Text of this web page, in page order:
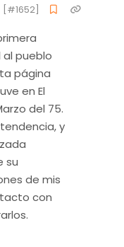
[#1652]
pueblo
página
en El
del 75.
y
su
de mis
con